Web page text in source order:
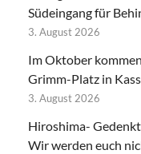
Südeingang für
3. August 2026
Im Oktober
Grimm-Platz in
3. August 2026
Hiroshima-
Wir werden euch